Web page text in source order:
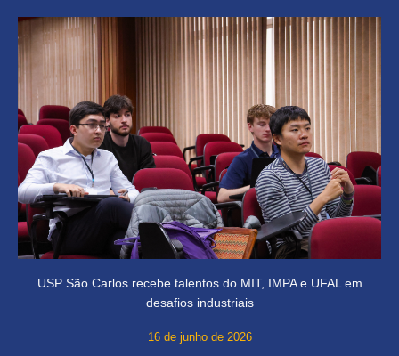
USP São Carlos recebe talentos do MIT, IMPA e UFAL em
desafios industriais
16 de junho de 2026